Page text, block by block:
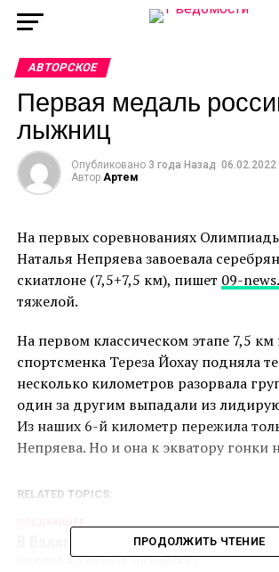
АВТОРСКОЕ
Первая медаль
лыжниц
Опубликовано 3 года Назад 06.02.2022
Автор Артем
На первых соревнованиях
Наталья Непряева завоевала
скиатлоне (7,5+7,5 км), пишет 09-
тяжелой.
На первом классическом этапе 7,5 км
спортсменка Тереза ​​Йохау подняла
несколько километров разорвала
один за другим выпадали из
Из наших 6-й километр пережила
Непряева. Но и она к экватору гонки
RELATED TOPICS:
В Вологодской области спасли двух
новорожденных медвежат
ПРОДОЛЖИТЬ ЧТЕНИЕ